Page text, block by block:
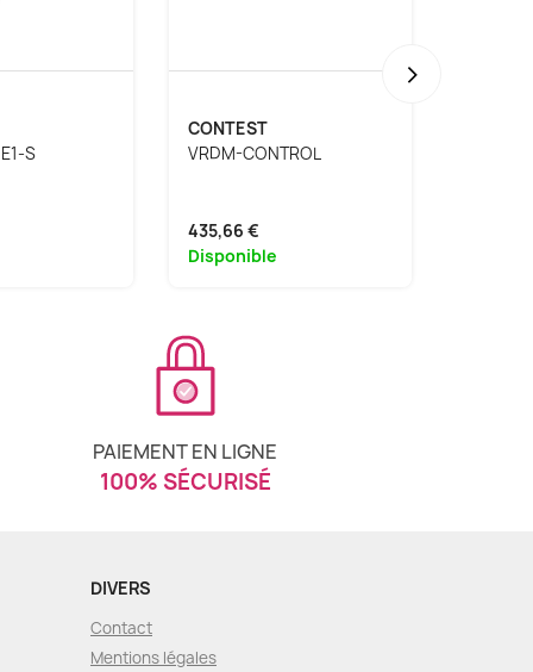
S
CONTEST
VRDM-CONTROL
435,66 €
Disponible
›
PAIEMENT EN LIGNE
100% SÉCURISÉ
DIVERS
Contact
Mentions légales